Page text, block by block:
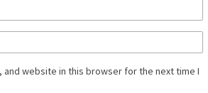
and website in this browser for the next time I